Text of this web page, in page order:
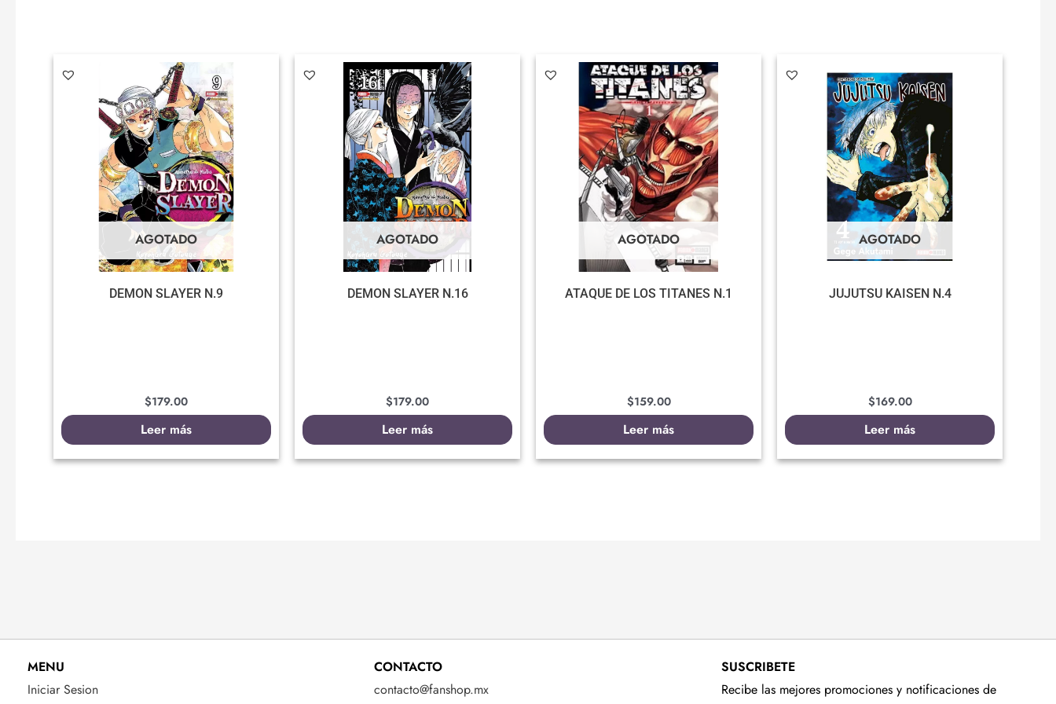
AGOTADO
DEMON SLAYER N.9
$179.00
Leer más
AGOTADO
DEMON SLAYER N.16
$179.00
Leer más
AGOTADO
ATAQUE DE LOS TITANES N.1
$159.00
Leer más
AGOTADO
JUJUTSU KAISEN N.4
$169.00
Leer más
MENU
Iniciar Sesion
CONTACTO
contacto@fanshop.mx
SUSCRIBETE
Recibe las mejores promociones y notificaciones de